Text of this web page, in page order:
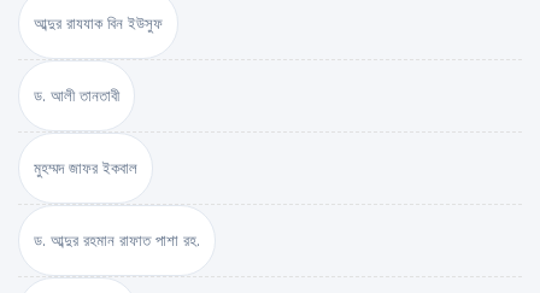
আব্দুর রাযযাক বিন ইউসুফ
ড. আলী তানতাবী
মুহম্মদ জাফর ইকবাল
ড. আব্দুর রহমান রাফাত পাশা রহ.